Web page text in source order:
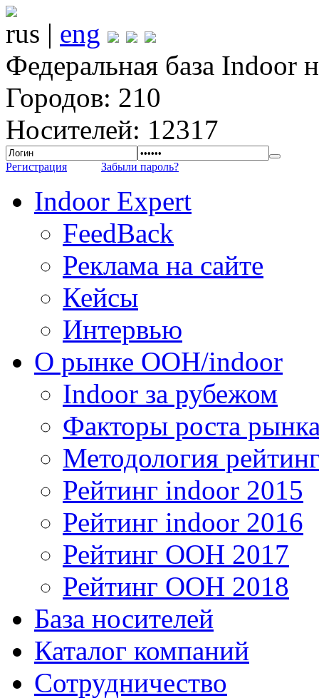
rus | eng
Федеральная база Indoor
Городов: 210
Носителей: 12317
Регистрация Забыли пароль?
Indoor Expert
FeedBack
Реклама на сайте
Кейсы
Интервью
О рынке OOH/indoor
Indoor за рубежом
Факторы роста
Методология
Рейтинг indoor 2015
Рейтинг indoor 2016
Рейтинг OOH 2017
Рейтинг OOH 2018
База носителей
Каталог компаний
Сотрудничество